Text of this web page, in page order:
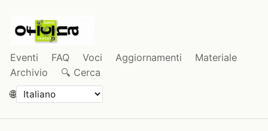
Eventi FAQ Voci Aggiornamenti
Materiale
Archivio
🔍 Cerca
🌐